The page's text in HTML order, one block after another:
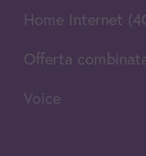
Home Internet
Offerta
Voice